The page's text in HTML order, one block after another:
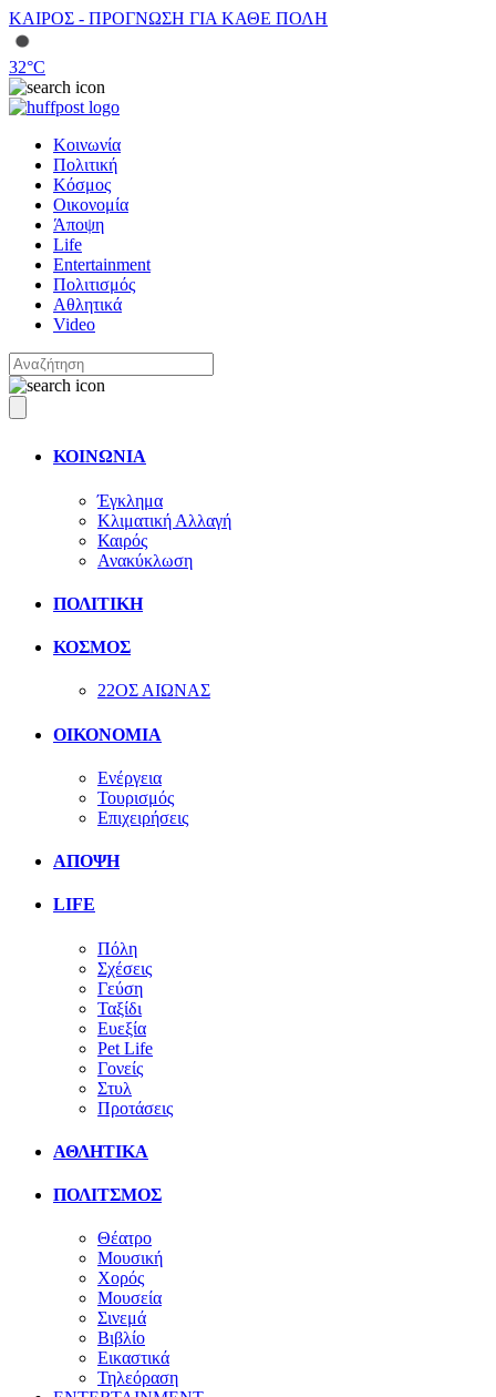
ΚΑΙΡΟΣ - ΠΡΟΓΝΩΣΗ ΓΙΑ ΚΑΘΕ ΠΟΛΗ
32°C
Κοινωνία
Πολιτική
Κόσμος
Οικονομία
Άποψη
Life
Entertainment
Πολιτισμός
Αθλητικά
Video
ΚΟΙΝΩΝΙΑ
Έγκλημα
Κλιματική Αλλαγή
Καιρός
Ανακύκλωση
ΠΟΛΙΤΙΚΗ
ΚΟΣΜΟΣ
22ΟΣ ΑΙΩΝΑΣ
ΟΙΚΟΝΟΜΙΑ
Ενέργεια
Τουρισμός
Επιχειρήσεις
ΑΠΟΨΗ
LIFE
Πόλη
Σχέσεις
Γεύση
Ταξίδι
Ευεξία
Pet Life
Γονείς
Στυλ
Προτάσεις
ΑΘΛΗΤΙΚΑ
ΠΟΛΙΤΣΜΟΣ
Θέατρο
Μουσική
Χορός
Μουσεία
Σινεμά
Βιβλίο
Εικαστικά
Τηλεόραση